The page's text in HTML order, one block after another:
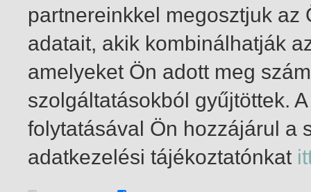
1-2 / összesen 2 találat
partnereinkkel megosztjuk
adatait, akik kombinálhatják
amelyeket Ön adott meg
szolgáltatásokból gyűjtöttek.
folytatásával Ön hozzájárul a
adatkezelési tájékoztatónkat